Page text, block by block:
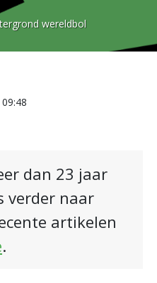
wereldbol
dan 23 jaar
verder naar
artikelen
.